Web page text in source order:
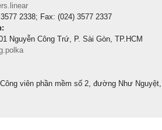
2338; Fax: (024) 3577 2337
Nguyễn Công Trứ, P. Sài Gòn, TP.HCM
viên phần mềm số 2, đường Như